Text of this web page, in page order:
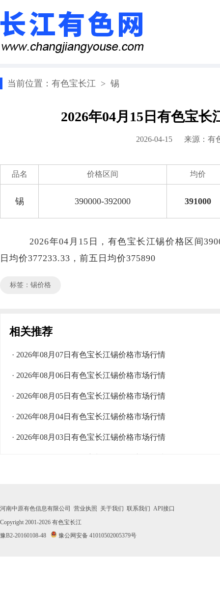
当前位置： 有色宝长江 > 锡
2026年04月15日有色宝
2026-04-15 来源： 有
品名 价格区间 均价
锡 390000-392000 391000
2026年04月15日，有色宝长江锡价格区间
日均价377233.33，前五日均价375890
标签：锡价格
相关推荐
· 2026年08月07日有色宝长江锡价格市场行情
· 2026年08月06日有色宝长江锡价格市场行情
· 2026年08月05日有色宝长江锡价格市场行情
· 2026年08月04日有色宝长江锡价格市场行情
· 2026年08月03日有色宝长江锡价格市场行情
· 2026年07月28日有色宝长江锡价格市场行情
· 2026年07月27日有色宝长江锡价格市场行情
河南中原有色信息有限公司 营业执照 关于我们 联系我们 API接口
Copyright 2001-2026 有色宝长江
豫B2-20160108-48
豫公网安备 41010502005379号